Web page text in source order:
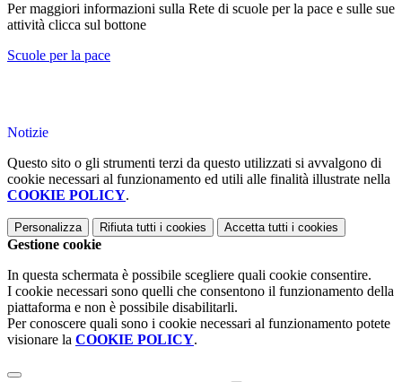
Per maggiori informazioni sulla Rete di scuole per la pace e sulle sue
attività clicca sul bottone
Scuole per la pace
Notizie
Questo sito o gli strumenti terzi da questo utilizzati si avvalgono di
cookie necessari al funzionamento ed utili alle finalità illustrate nella
COOKIE POLICY.
Personalizza Rifiuta tutti i cookies Accetta tutti i cookies
Gestione cookie
In questa schermata è possibile scegliere quali cookie consentire.
I cookie necessari sono quelli che consentono il funzionamento della
piattaforma e non è possibile disabilitarli.
Per conoscere quali sono i cookie necessari al funzionamento potete
visionare la COOKIE POLICY.